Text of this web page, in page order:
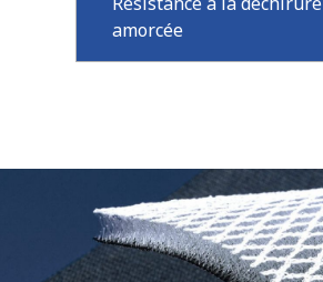
amorcée